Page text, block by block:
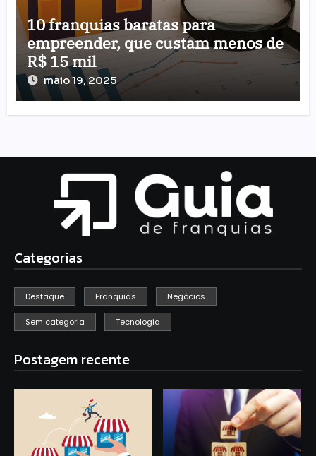
10 franquias baratas para
empreender, que custam menos de
R$ 15 mil
maio 19, 2025
Categorias
Destaque Franquias Negócios
Sem categoria Tecnologia
Postagem recente